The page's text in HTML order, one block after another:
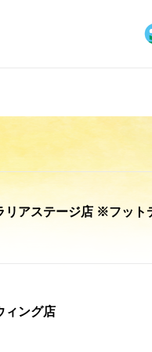
リアステージ店 ※フッ
ィング店